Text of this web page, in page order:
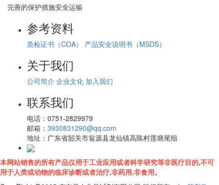
完善的保护措施安全运输
参考资料
质检证书（COA） 产品安全说明书（MSDS）
关于我们
公司简介 企业文化 加入我们
联系我们
电话： 0751-2829979
邮箱： 3930831290@qq.com
地址： 广东省韶关市翁源县龙仙镇高陈村莲塘尾组
本网站销售的所有产品仅用于工业应用或者科学研究等非医疗目的,不可
用于人类或动物的临床诊断或者治疗,非药用,非食用。